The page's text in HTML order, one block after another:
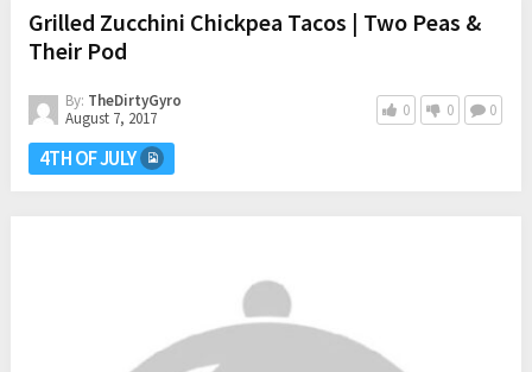
Grilled Zucchini Chickpea Tacos | Two Peas &
Their Pod
By: TheDirtyGyro
August 7, 2017
0 0 0
4TH OF JULY